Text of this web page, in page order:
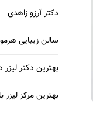
دکتر آرزو زاهدی
سالن زیبایی
بهترین دکتر لیزر
بهترین مرکز لیزر